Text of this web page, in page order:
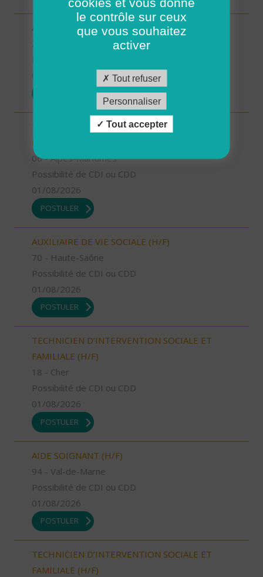
AIDE SOIGNANT (H/F)
TECHNICIEN D’INTERVENTION SOCIALE ET
FAMILIALE (H/F)
06 - Alpes-Maritimes
Possibilité de CDI ou CDD
01/08/2026
POSTULER
AUXILIAIRE DE VIE SOCIALE (H/F)
70 - Haute-Saône
Possibilité de CDI ou CDD
01/08/2026
POSTULER
TECHNICIEN D’INTERVENTION SOCIALE ET
FAMILIALE (H/F)
18 - Cher
Possibilité de CDI ou CDD
01/08/2026
POSTULER
AIDE SOIGNANT (H/F)
94 - Val-de-Marne
Possibilité de CDI ou CDD
01/08/2026
POSTULER
TECHNICIEN D’INTERVENTION SOCIALE ET
FAMILIALE (H/F)
le contrôle sur ceux
que vous souhaitez
activer
Tout refuser
Personnaliser
Tout accepter